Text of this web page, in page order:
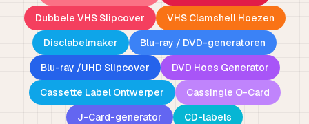
Dubbele VHS Slipcover
VHS Clamshell Hoezen
Disclabelmaker
Blu-ray / DVD-generatoren
Blu-ray /UHD Slipcover
DVD Hoes Generator
Cassette Label Ontwerper
Cassingle O-Card
J-Card-generator
CD-labels